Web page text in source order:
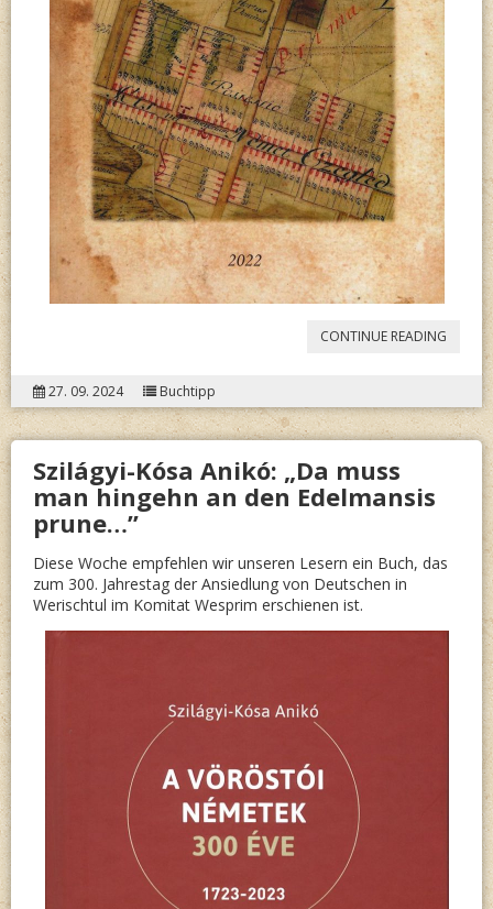
CONTINUE READING
27. 09. 2024 Buchtipp
Szilágyi-Kósa Anikó: „Da muss
man hingehn an den Edelmansis
prune…”
Diese Woche empfehlen wir unseren Lesern ein Buch, das
zum 300. Jahrestag der Ansiedlung von Deutschen in
Werischtul im Komitat Wesprim erschienen ist.